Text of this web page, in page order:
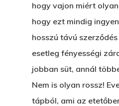
hogy vajon miért
hogy ezt mindig
hosszú távú
esetleg fényességi
jobban süt, annál
Nem is olyan rossz!
tápból, ami az